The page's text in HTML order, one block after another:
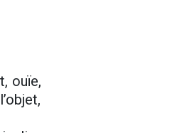
ouïe,